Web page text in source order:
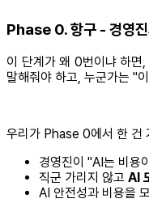
Phase 0. 항구 - 경영
이 단계가 왜 0번이냐 하면,
말해줘야 하고, 누군가는 "
우리가 Phase 0에서 한 건
경영진이 "AI는 비용
직군 가리지 않고 AI
AI 안전성과 비용을